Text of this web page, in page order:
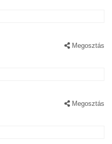
Megosztás
Megosztás